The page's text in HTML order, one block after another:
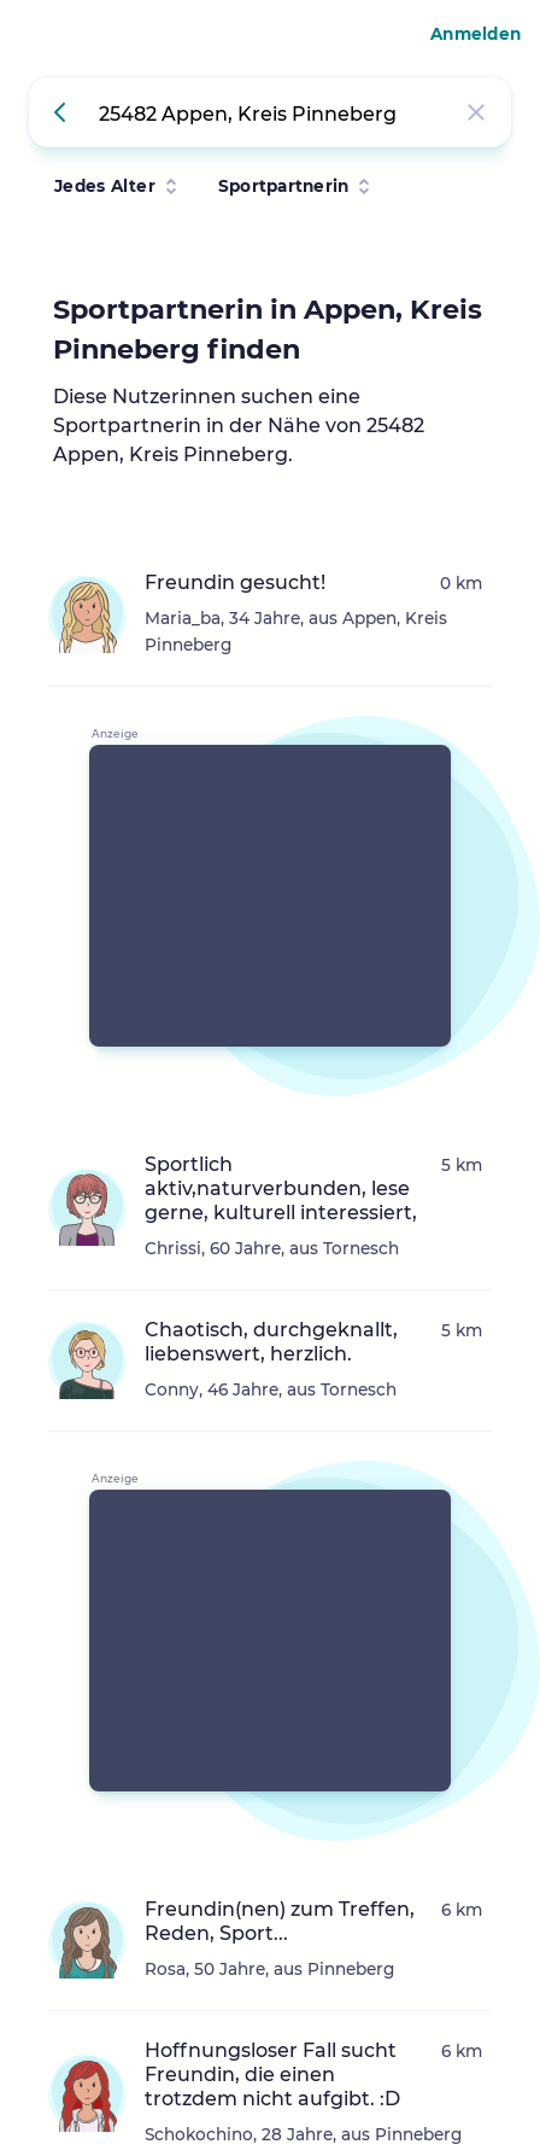
Jedes Alter Sportpartnerin
Sportpartnerin in Appen, Kreis
Pinneberg finden
Diese Nutzerinnen suchen eine
Sportpartnerin in der Nähe von 25482
Appen, Kreis Pinneberg.
Freundin gesucht!
Maria_ba, 34 Jahre, aus Appen, Kreis
Pinneberg
0 km
Sportlich
aktiv,naturverbunden, lese
gerne, kulturell interessiert,
Chrissi, 60 Jahre, aus Tornesch
5 km
Chaotisch, durchgeknallt,
liebenswert, herzlich.
Conny, 46 Jahre, aus Tornesch
5 km
Freundin(nen) zum Treffen,
Reden, Sport...
Rosa, 50 Jahre, aus Pinneberg
6 km
Hoffnungsloser Fall sucht
Freundin, die einen
trotzdem nicht aufgibt. :D
Schokochino, 28 Jahre, aus Pinneberg
6 km
Anmelden